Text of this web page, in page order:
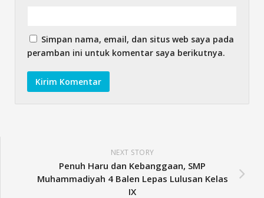
Simpan nama, email, dan situs web saya pada
peramban ini untuk komentar saya berikutnya.
NEXT STORY
Penuh Haru dan Kebanggaan, SMP
Muhammadiyah 4 Balen Lepas Lulusan Kelas
IX